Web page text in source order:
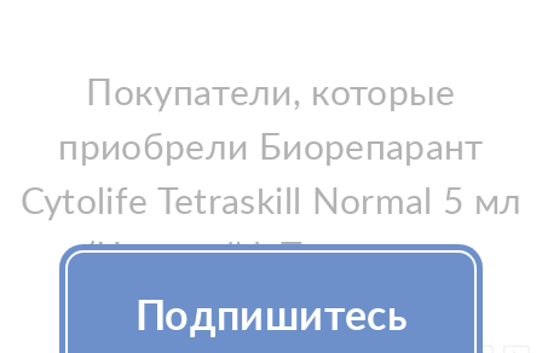
Покупатели, которые
приобрели Биорепарант
Cytolife Tetraskill Normal 5 мл
(Цитолайф Тетраскил
Нормал), также купили
Подпишитесь